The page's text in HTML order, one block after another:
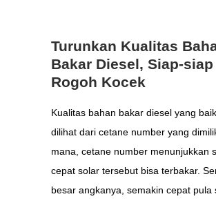
Turunkan Kualitas
Bakar Diesel, Siap-siap
Rogoh Kocek
Kualitas bahan bakar diesel yang
dilihat dari cetane number yang
mana, cetane number menunjukkan
cepat solar tersebut bisa terbakar.
besar angkanya, semakin cepat pula